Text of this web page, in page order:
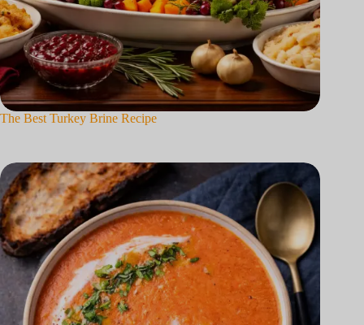
The Best Turkey Brine Recipe